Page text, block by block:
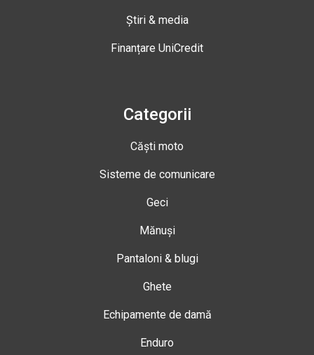
Știri & media
Finanțare UniCredit
Categorii
Căști moto
Sisteme de comunicare
Geci
Mănuși
Pantaloni & blugi
Ghete
Echipamente de damă
Enduro